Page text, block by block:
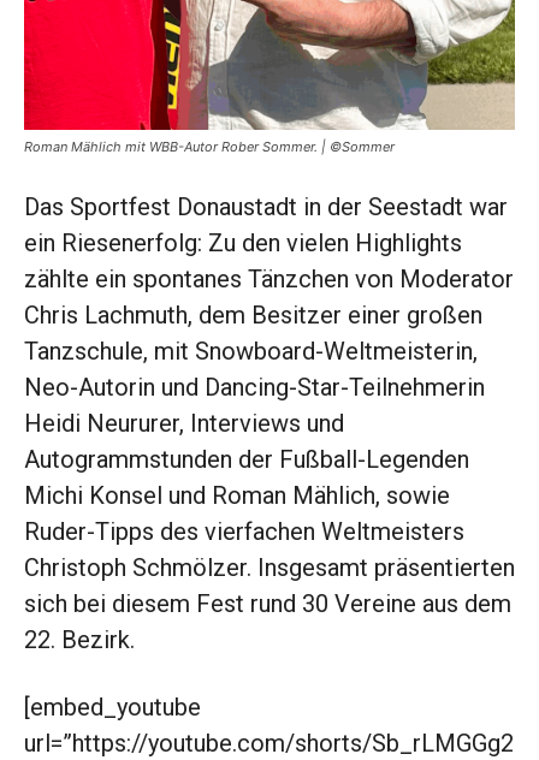
Roman Mählich mit WBB-Autor Rober Sommer. | ©Sommer
Das Sportfest Donaustadt in der Seestadt war
ein Riesenerfolg: Zu den vielen Highlights
zählte ein spontanes Tänzchen von Moderator
Chris Lachmuth, dem Besitzer einer großen
Tanzschule, mit Snowboard-Weltmeisterin,
Neo-Autorin und Dancing-Star-Teilnehmerin
Heidi Neururer, Interviews und
Autogrammstunden der Fußball-Legenden
Michi Konsel und Roman Mählich, sowie
Ruder-Tipps des vierfachen Weltmeisters
Christoph Schmölzer. Insgesamt präsentierten
sich bei diesem Fest rund 30 Vereine aus dem
22. Bezirk.
[embed_youtube
url=”https://youtube.com/shorts/Sb_rLMGGg2